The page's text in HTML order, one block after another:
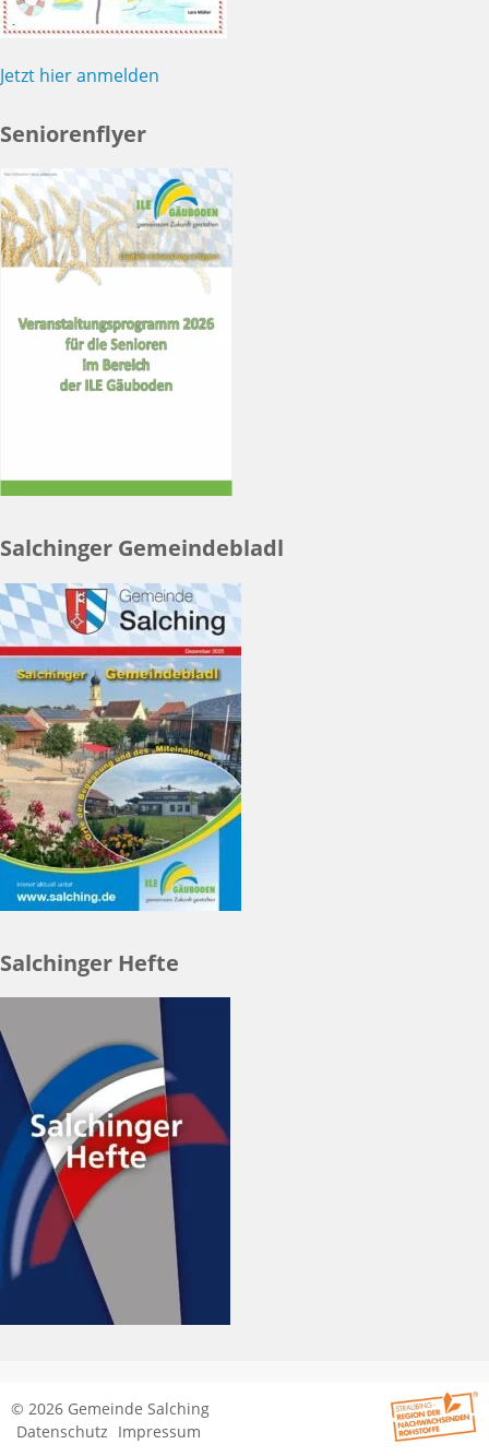
Jetzt hier anmelden
Seniorenflyer
Salchinger Gemeindebladl
Salchinger Hefte
© 2026 Gemeinde Salching
Datenschutz Impressum